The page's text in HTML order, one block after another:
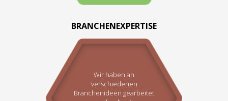
BRANCHENEXPERTISE
Wir haben an
verschiedenen
Branchenideen gearbeitet